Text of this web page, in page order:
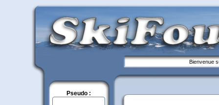
Bienvenue
Pseudo :